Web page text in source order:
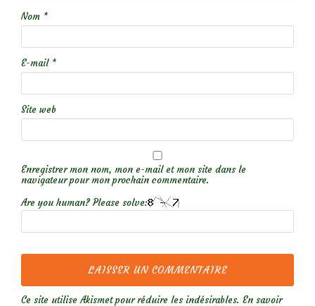
Nom *
E-mail *
Site web
Enregistrer mon nom, mon e-mail et mon site dans le
navigateur pour mon prochain commentaire.
Are you human? Please solve:
Ce site utilise Akismet pour réduire les indésirables. En savoir